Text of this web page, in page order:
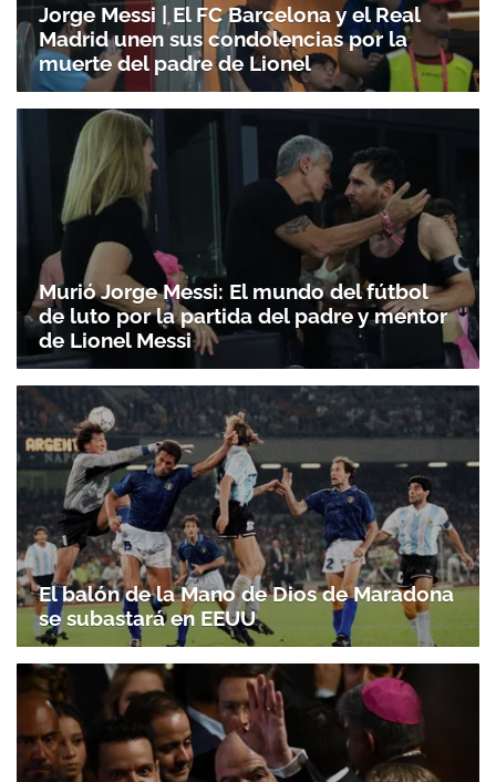
Jorge Messi | El FC Barcelona y el Real
Madrid unen sus condolencias por la
muerte del padre de Lionel
Murió Jorge Messi: El mundo del fútbol
de luto por la partida del padre y mentor
de Lionel Messi
El balón de la Mano de Dios de Maradona
se subastará en EEUU